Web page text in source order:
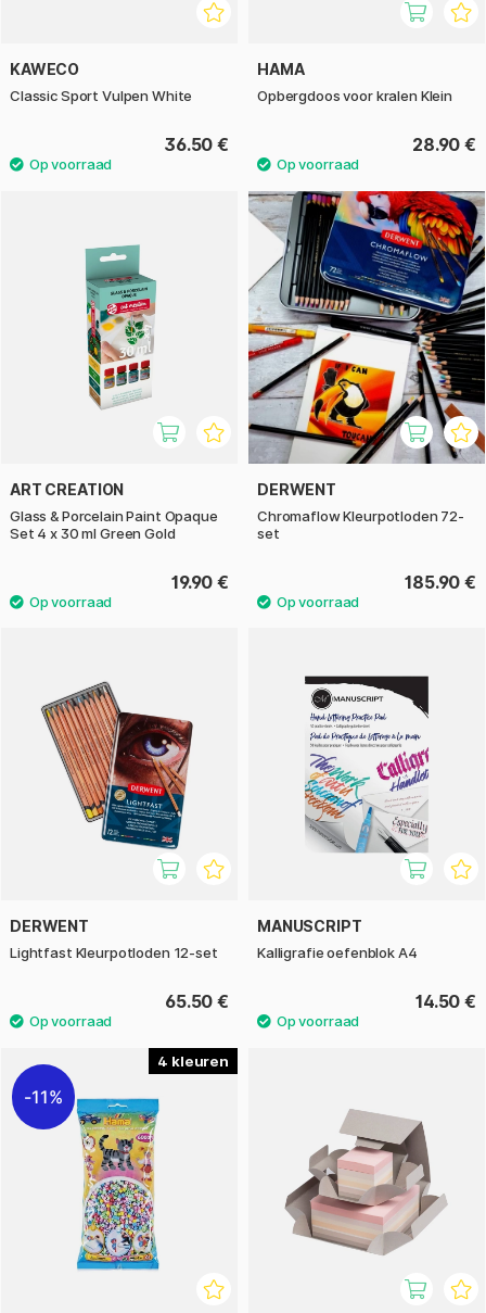
KAWECO
Classic Sport Vulpen White
36.50 €
HAMA
Opbergdoos voor kralen Klein
28.90 €
ART CREATION
Glass & Porcelain Paint Opaque
Set 4 x 30 ml Green Gold
19.90 €
DERWENT
Chromaflow Kleurpotloden 72-
set
185.90 €
DERWENT
Lightfast Kleurpotloden 12-set
65.50 €
MANUSCRIPT
Kalligrafie oefenblok A4
14.50 €
4
11%